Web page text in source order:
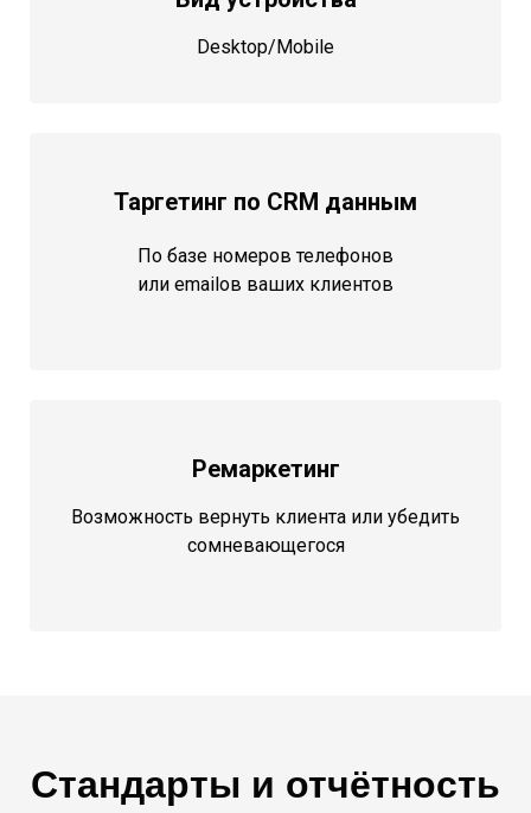
Desktop/Mobile
Таргетинг по CRM данным
По базе номеров телефонов
или emailов ваших клиентов
Ремаркетинг
Возможность вернуть клиента или убедить
сомневающегося
Стандарты и отчётность